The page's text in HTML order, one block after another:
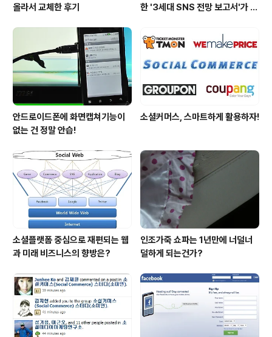
올라서 교체한 후기
한 '3세대 SNS 전망 보고서'가 발
안드로이드폰에 화면캡쳐기능이
없는 건 정말 안습!
소셜커머스, 스마트하게 활용하자!
소셜플랫폼 중심으로 재편되는 웹
과 미래 비즈니스의 향방은?
인조가죽 쇼파는 1년만에 너덜너
덜하게 되는건가?